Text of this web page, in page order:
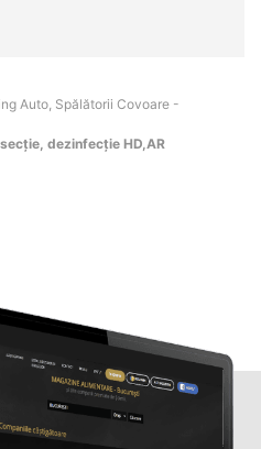
Auto, Spălătorii Covoare -
dezinfecție HD,AR